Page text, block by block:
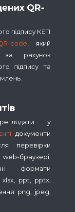
QR-
підпису КЕП
code, який
за рахунок
підпису та
у
документи
перевірки
браузері.
формати
xlsx, ppt, pptx,
png, jpeg,